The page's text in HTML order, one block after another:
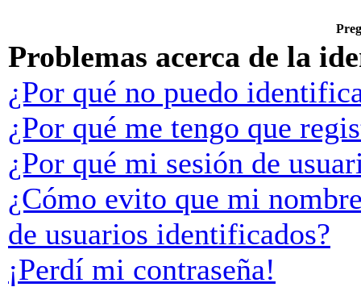
Problemas acerca de la
¿Por qué no puedo
¿Por qué me tengo que
¿Por qué mi sesión de
¿Cómo evito que mi
de usuarios identificados?
¡Perdí mi contraseña!